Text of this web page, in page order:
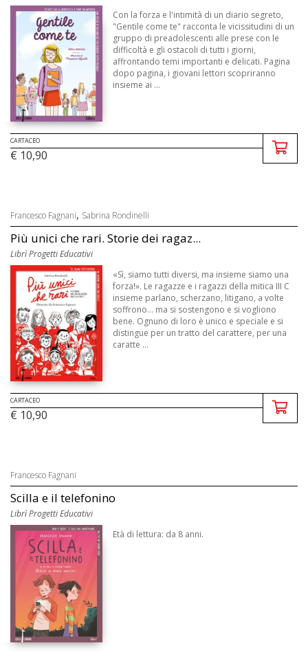
Con la forza e l'intimità di un diario segreto,
"Gentile come te" racconta le vicissitudini di un
gruppo di preadolescenti alle prese con le
difficoltà e gli ostacoli di tutti i giorni,
affrontando temi importanti e delicati. Pagina
dopo pagina, i giovani lettori scopriranno
insieme ai ...
CARTACEO
€ 10,90
Francesco Fagnani, Sabrina Rondinelli
Più unici che rari. Storie dei ragaz...
Librì Progetti Educativi
«Sì, siamo tutti diversi, ma insieme siamo una
forza!». Le ragazze e i ragazzi della mitica III C
insieme parlano, scherzano, litigano, a volte
soffrono... ma si sostengono e si vogliono
bene. Ognuno di loro è unico e speciale e si
distingue per un tratto del carattere, per una
caratte ...
CARTACEO
€ 10,90
Francesco Fagnani
Scilla e il telefonino
Librì Progetti Educativi
Età di lettura: da 8 anni.